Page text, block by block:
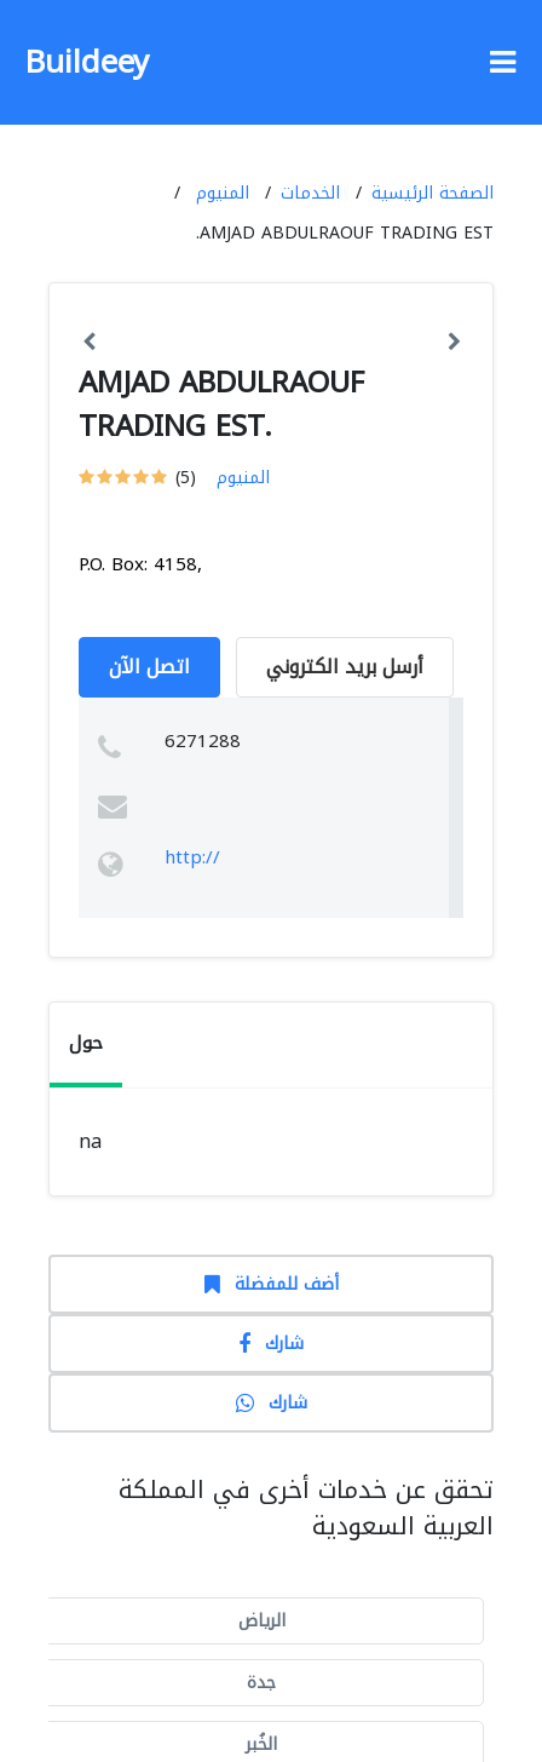
Buildeey
الصفحة الرئيسية الخدمات
المنيوم
AMJAD ABDULRAOUF TRADING EST.
AMJAD ABDULRAOUF
TRADING EST.
(5) المنيوم
P.O. Box: 4158,
اتصل الآن أرسل بريد الكتروني
6271288
http://
حول
na
أضف للمفضلة
شارك
شارك
تحقق عن خدمات أخرى في المملكة
العربية السعودية
الرياض
جدة
الخُبر